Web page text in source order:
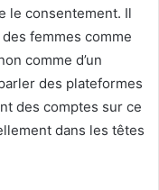
le consentement. Il
femmes comme
comme d’un
des plateformes
des comptes sur ce
dans les têtes